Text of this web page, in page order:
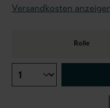
Versandkosten
Rolle